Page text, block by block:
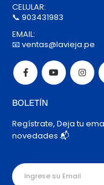
CELULAR:
📞 903431983
EMAIL:
📧 ventas@lavieja.pe
BOLETÍN
Regístrate, Deja tu
novedades 📬